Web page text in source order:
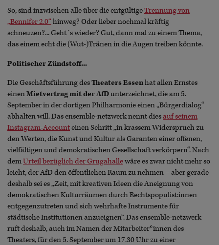
So, sind inzwischen alle über die entgültigeTrennung von
„Bennifer 2.0“ hinweg? Oder lieber nochmal kräftig
schneuzen?... Geht´s wieder? Gut, dann mal zu einem Thema,
das einem echt die (Wut-)Tränen in die Augen treiben könnte.
Politischer Zündstoff...
Die Geschäftsführung desTheaters Essenhat allen Ernstes
einenMietvertrag mit der AfDunterzeichnet, die am 5.
September in der dortigen Philharmonie einen „Bürgerdialog“
abhalten will. Das ensemble-netzwerk nennt diesauf seinem
Instagram-Accounteinen Schritt „in krassem Widerspruch zu
den Werten, die Kunst und Kultur als Garanten einer offenen,
vielfältigen und demokratischen Gesellschaft verkörpern“. Nach
demUrteil bezüglich der Grugahallewäre es zwar nicht mehr so
leicht, der AfD den öffentlichen Raum zu nehmen – aber gerade
deshalb sei es „Zeit, mit kreativen Ideen die Aneignung von
demokratischen Kulturräumen durch Rechtspopulist:innen
entgegenzutreten und sich wehrhafte Instrumente für
städtische Institutionen anzueignen“. Das ensemble-netzwerk
ruft deshalb, auch im Namen der Mitarbeiter*innen des
Theaters, für den 5. September um 17.30 Uhr zu einer